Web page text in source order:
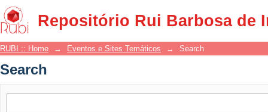
Repositório Rui Barbosa de
Search
RUBI :: Home → Eventos e Sites Temáticos → Search
Search